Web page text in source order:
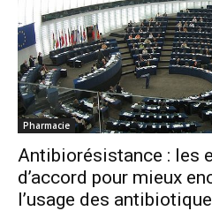
Pharmacie
Antibiorésistance : les
d’accord pour mieux
l’usage des